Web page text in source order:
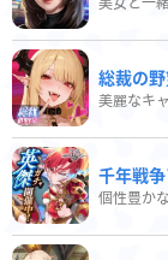
総裁の
美麗なキ
千年戦
個性豊か